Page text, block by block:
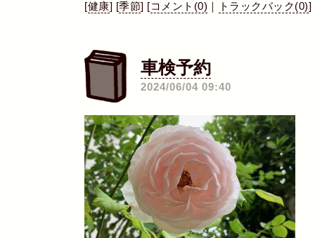
[健康] [季節] [コメント(0) トラックバック(0)]
車検予約
2024/06/04 09:40